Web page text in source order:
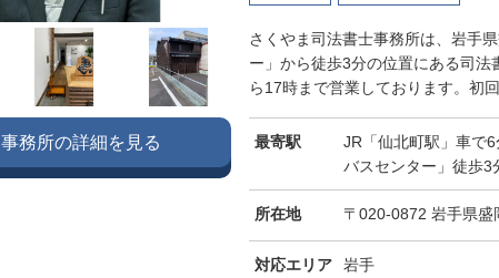
さくやま司法書士事務所は、岩手
ー」から徒歩3分の位置にある司
ら17時まで営業しております。初
最寄駅
JR「仙北町駅」車で
バスセンター」徒歩3
所在地 〒020-0872 岩手県盛
対応エリア 岩手
事務所の詳細を見る